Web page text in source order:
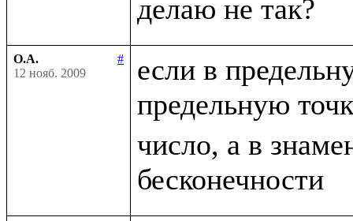
О.А.
#
12 нояб. 2009
если в
предельную
число, а в